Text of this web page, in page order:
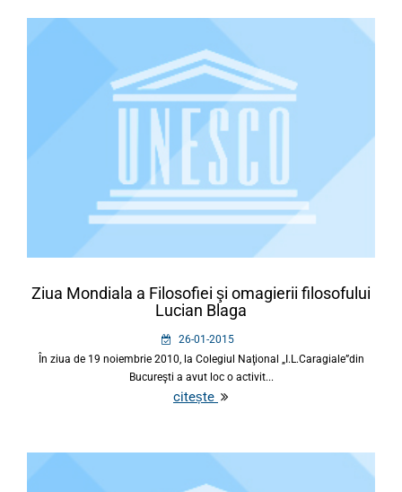
Ziua Mondiala a Filosofiei şi omagierii filosofului
Lucian Blaga
26-01-2015
În ziua de 19 noiembrie 2010, la Colegiul Naţional „I.L.Caragiale”din
Bucureşti a avut loc o activit...
citește